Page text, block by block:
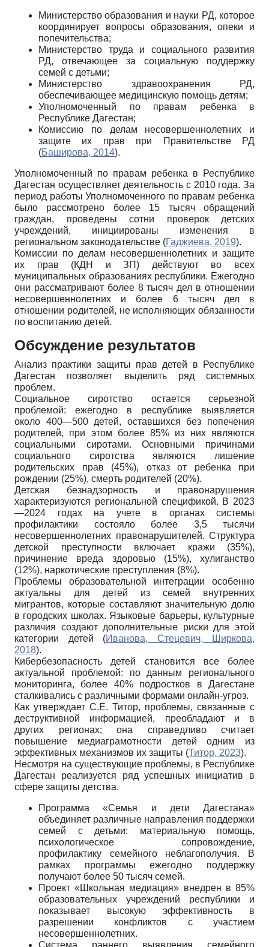
Министерство образования и науки РД, которое
координирует вопросы образования, опеки и
попечительства;
Министерство труда и социального развития
РД, отвечающее за социальную поддержку
семей с детьми;
Министерство здравоохранения РД,
обеспечивающее медицинскую помощь детям;
Уполномоченный по правам ребенка в
Республике Дагестан;
Комиссию по делам несовершеннолетних и
защите их прав при Правительстве РД
(Баширова, 2014).
Уполномоченный по правам ребенка в Республике
Дагестан осуществляет деятельность с 2010 года. За
период работы Уполномоченного по правам ребенка
было рассмотрено более 15 тысяч обращений
граждан, проведены сотни проверок детских
учреждений, инициированы изменения в
региональном законодательстве (Гаджиева, 2019).
Комиссии по делам несовершеннолетних и защите
их прав (КДН и ЗП) действуют во всех
муниципальных образованиях республики. Ежегодно
они рассматривают более 8 тысяч дел в отношении
несовершеннолетних и более 6 тысяч дел в
отношении родителей, не исполняющих обязанности
по воспитанию детей.
Обсуждение результатов
Анализ практики защиты прав детей в Республике
Дагестан позволяет выделить ряд системных
проблем.
Социальное сиротство остается серьезной
проблемой: ежегодно в республике выявляется
около 400—500 детей, оставшихся без попечения
родителей, при этом более 85% из них являются
социальными сиротами. Основными причинами
социального сиротства являются лишение
родительских прав (45%), отказ от ребенка при
рождении (25%), смерть родителей (20%).
Детская безнадзорность и правонарушения
характеризуются региональной спецификой. В 2023
—2024 годах на учете в органах системы
профилактики состояло более 3,5 тысячи
несовершеннолетних правонарушителей. Структура
детской преступности включает кражи (35%),
причинение вреда здоровью (15%), хулиганство
(12%), наркотические преступления (8%).
Проблемы образовательной интеграции особенно
актуальны для детей из семей внутренних
мигрантов, которые составляют значительную долю
в городских школах. Языковые барьеры, культурные
различия создают дополнительные риски для этой
категории детей (Иванова, Стецевич, Ширкова,
2018).
Кибербезопасность детей становится все более
актуальной проблемой: по данным регионального
мониторинга, более 40% подростков в Дагестане
сталкивались с различными формами онлайн-угроз.
Как утверждает С.Е. Титор, проблемы, связанные с
деструктивной информацией, преобладают и в
других регионах; она справедливо считает
повышение медиаграмотности детей одним из
эффективных механизмов их защиты (Титор, 2023).
Несмотря на существующие проблемы, в Республике
Дагестан реализуется ряд успешных инициатив в
сфере защиты детства.
Программа «Семья и дети Дагестана»
объединяет различные направления поддержки
семей с детьми: материальную помощь,
психологическое сопровождение,
профилактику семейного неблагополучия. В
рамках программы ежегодно поддержку
получают более 50 тысяч семей.
Проект «Школьная медиация» внедрен в 85%
образовательных учреждений республики и
показывает высокую эффективность в
разрешении конфликтов с участием
несовершеннолетних.
Система раннего выявления семейного